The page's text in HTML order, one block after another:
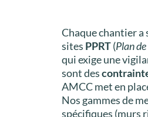
Chaque chantier a
sites PPRT(Plan
qui exige une
sont des
AMCC met en
Nos gammes de
spécifiques (murs